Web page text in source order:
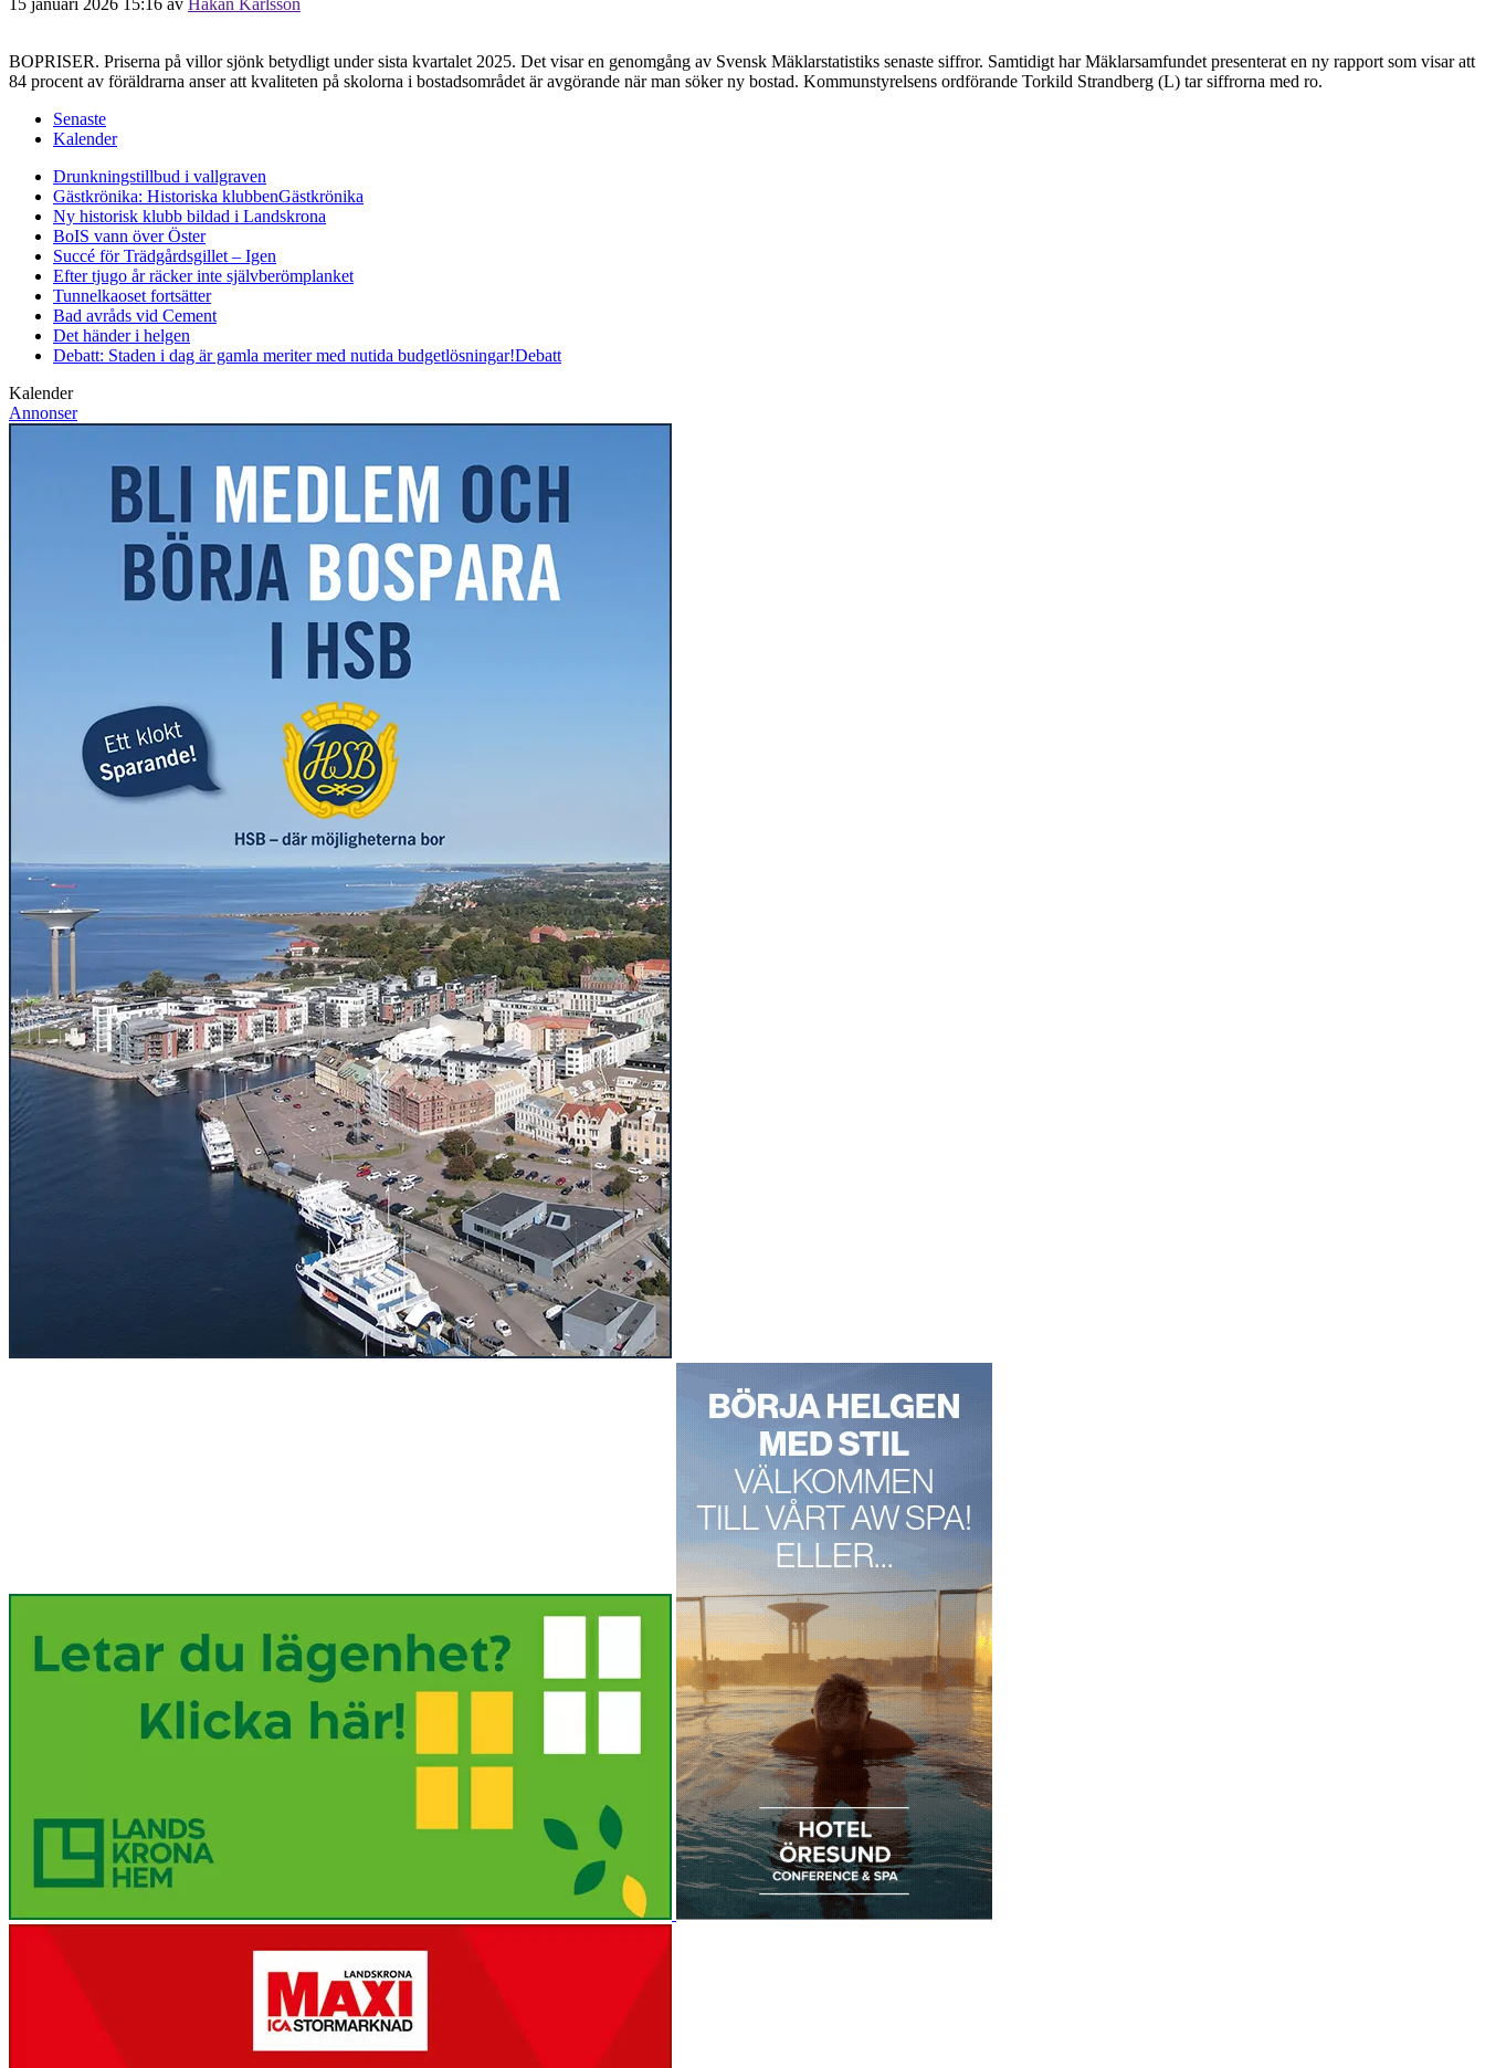
BOPRISER. Priserna på villor sjönk betydligt under sista kvartalet 2025. Det visar en genomgång av Svensk Mäklarstatistiks senaste siffror. Samtidigt har Mäklarsamfundet presenterat en ny rapport som visar att
84 procent av föräldrarna anser att kvaliteten på skolorna i bostadsområdet är avgörande när man söker ny bostad. Kommunstyrelsens ordförande Torkild Strandberg (L) tar siffrorna med ro.
Senaste
Kalender
Drunkningstillbud i vallgraven
Gästkrönika: Historiska klubbenGästkrönika
Ny historisk klubb bildad i Landskrona
BoIS vann över Öster
Succé för Trädgårdsgillet – Igen
Efter tjugo år räcker inte självberömplanket
Tunnelkaoset fortsätter
Bad avråds vid Cement
Det händer i helgen
Debatt: Staden i dag är gamla meriter med nutida budgetlösningar!Debatt
Kalender
Annonser